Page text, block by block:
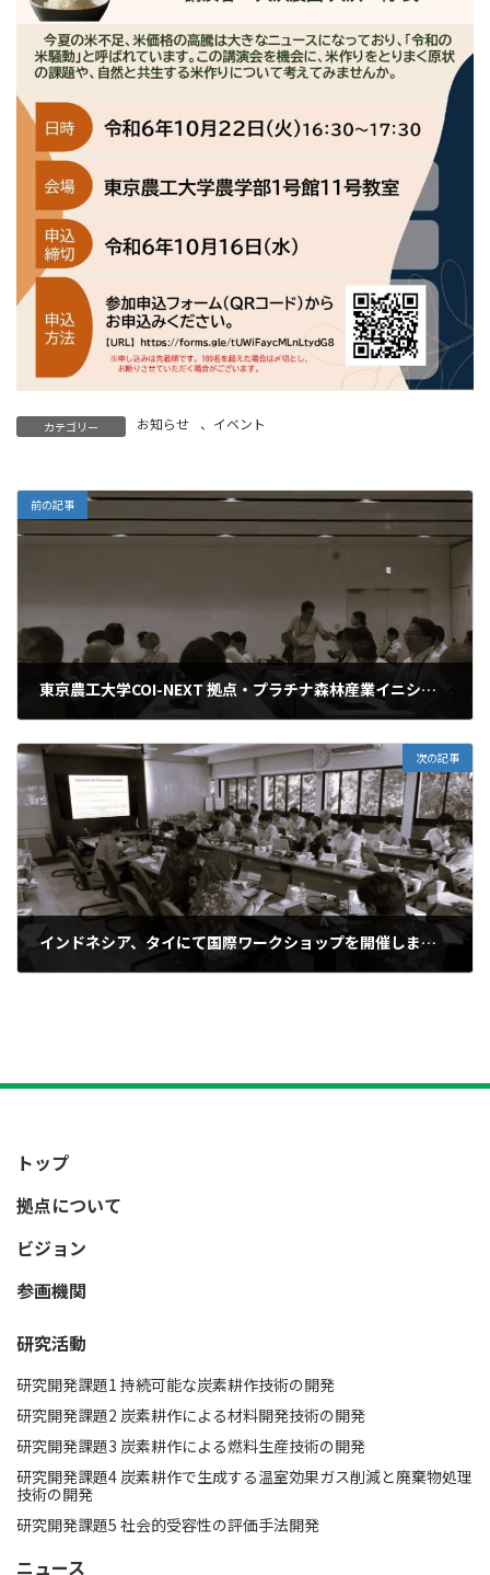
カテゴリー お知らせ 、 イベント
前の記事
東京農工大学COI-NEXT 拠点・プラチナ森林産業イニシアティブ合同ワークショップを開催しました。
次の記事
インドネシア、タイにて国際ワークショップを開催しました。
トップ
拠点について
ビジョン
参画機関
研究活動
研究開発課題1 持続可能な炭素耕作技術の開発​
研究開発課題2 炭素耕作による材料開発技術の開発
研究開発課題3 炭素耕作による燃料生産技術の開発​
研究開発課題4 炭素耕作で生成する温室効果ガス削減と廃棄物処理
技術の開発
研究開発課題5 社会的受容性の評価手法開発
ニュース